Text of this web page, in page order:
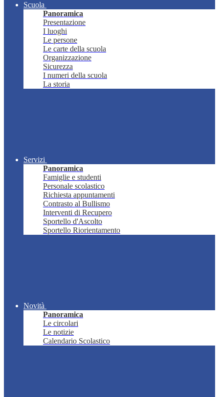
Scuola
Panoramica
Presentazione
I luoghi
Le persone
Le carte della scuola
Organizzazione
Sicurezza
I numeri della scuola
La storia
Servizi
Panoramica
Famiglie e studenti
Personale scolastico
Richiesta appuntamenti
Contrasto al Bullismo
Interventi di Recupero
Sportello d'Ascolto
Sportello Riorientamento
Novità
Panoramica
Le circolari
Le notizie
Calendario Scolastico